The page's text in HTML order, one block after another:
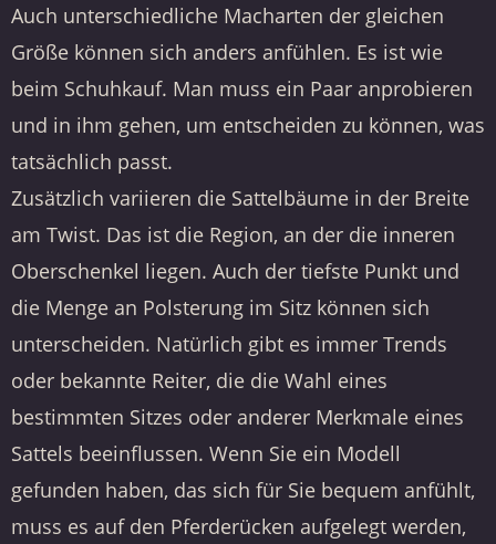
Auch unterschiedliche Macharten der gleichen
Größe können sich anders anfühlen. Es ist wie
beim Schuhkauf. Man muss ein Paar anprobieren
und in ihm gehen, um entscheiden zu können, was
tatsächlich passt.
Zusätzlich variieren die Sattelbäume in der Breite
am Twist. Das ist die Region, an der die inneren
Oberschenkel liegen. Auch der tiefste Punkt und
die Menge an Polsterung im Sitz können sich
unterscheiden. Natürlich gibt es immer Trends
oder bekannte Reiter, die die Wahl eines
bestimmten Sitzes oder anderer Merkmale eines
Sattels beeinflussen. Wenn Sie ein Modell
gefunden haben, das sich für Sie bequem anfühlt,
muss es auf den Pferderücken aufgelegt werden,